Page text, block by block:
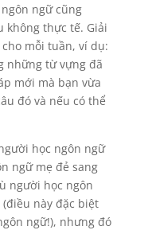
ngữ cũng
không thực tế. Giải
mỗi tuần, ví dụ:
những từ vựng đã
mới mà bạn vừa
đó và nếu có thể
học ngôn ngữ
ngữ mẹ đẻ sang
người học ngôn
này đặc biệt
ngữ!), nhưng đó